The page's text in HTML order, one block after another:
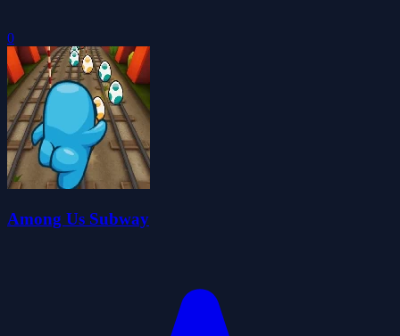
0
Among Us Subway